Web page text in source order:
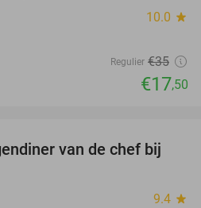
10.0 star
Regulier €35
€17,50
30%
van de chef bij
9.4 star